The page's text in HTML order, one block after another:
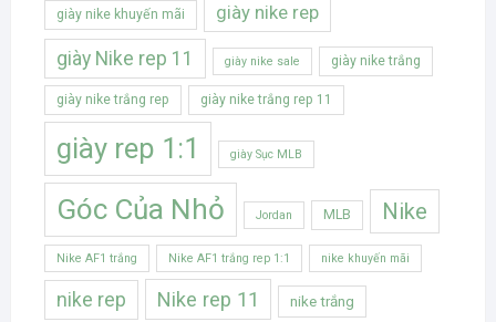
giày nike khuyến mãi giày nike rep
giày Nike rep 11 giày nike sale giày nike trắng
giày nike trắng rep giày nike trắng rep 11
giày rep 1:1 giày Sục MLB
Góc Của Nhỏ Jordan MLB Nike
Nike AF1 trắng Nike AF1 trắng rep 1:1 nike khuyến mãi
nike rep Nike rep 11 nike trắng